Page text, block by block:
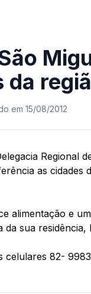
em 15/08/2012
Regional
as cidades
alimentação e
sua residência,
celulares 82-